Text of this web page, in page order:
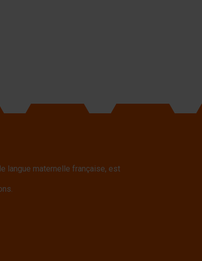
langue maternelle française, est